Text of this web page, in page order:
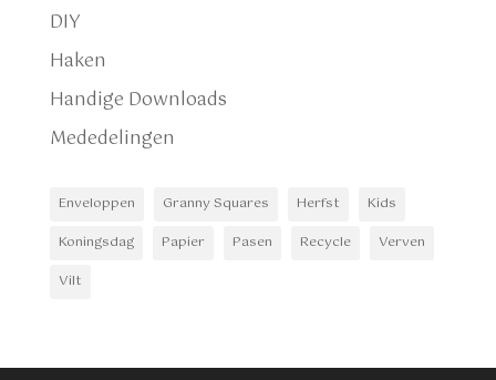
DIY
Haken
Handige Downloads
Mededelingen
Enveloppen Granny Squares Herfst
Kids
Koningsdag
Papier Pasen Recycle
Verven
Vilt